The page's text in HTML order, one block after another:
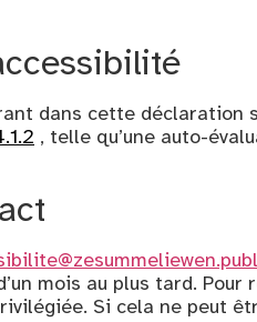
dans cette déclaration
, telle qu’une auto-
mois au plus tard.
Si cela ne peut